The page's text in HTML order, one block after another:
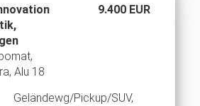
9.400 EUR
Alu 18
Geländewg/Pickup/SUV,